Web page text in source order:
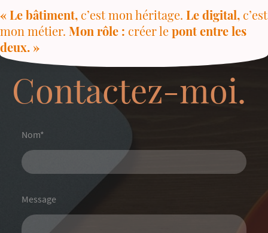
« Le bâtiment, c’est mon héritage. Le digital, c’est
mon métier. Mon rôle : créer lepont entre les
deux. »
Contactez-moi.
Nom*
Message